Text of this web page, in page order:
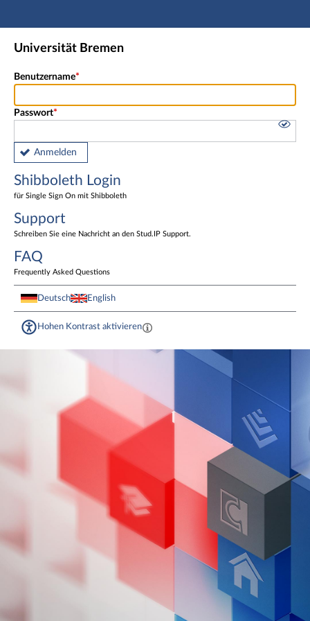
Hauptnavigation
Shibboleth Login
Universität Bremen
Benutzername
Passwort
Anmelden
Shibboleth Login
für Single Sign On mit Shibboleth
Support
Schreiben Sie eine Nachricht an den Stud.IP Support.
FAQ
Frequently Asked Questions
Deutsch English
Hohen Kontrast aktivieren